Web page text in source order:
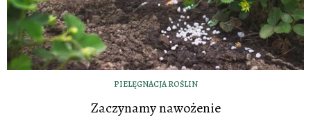
PIELĘGNACJA ROŚLIN
Zaczynamy nawożenie